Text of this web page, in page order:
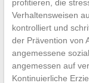
profitieren, die
Verhaltensweisen
kontrolliert und
der Prävention von
angemessene
angemessen auf
Kontinuierliche